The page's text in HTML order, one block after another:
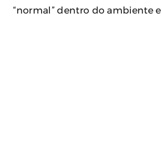
“normal” dentro do ambiente